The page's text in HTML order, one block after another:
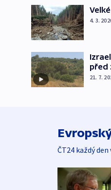
4. 3.
před
21. 7.
ČT24 každý